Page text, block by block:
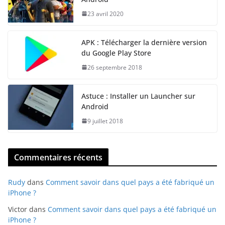
23 avril 2020
APK : Télécharger la dernière version
du Google Play Store
26 septembre 2018
Astuce : Installer un Launcher sur
Android
9 juillet 2018
Commentaires récents
Rudy dans Comment savoir dans quel pays a été fabriqué un
iPhone ?
Victor dans Comment savoir dans quel pays a été fabriqué un
iPhone ?